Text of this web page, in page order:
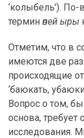
‘колыбель’).
термин өпей ыры
Отметим, что в
имеются две
происходящие
‘баюкать,
Вопрос о том,
основа, требует
исследования.